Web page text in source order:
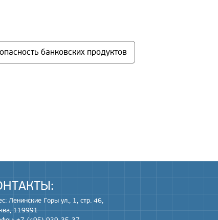
банковских продуктов
Ленинские Горы ул., 1, стр. 46,
119991